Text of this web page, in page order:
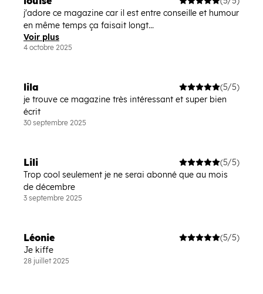
j'adore ce magazine car il est entre conseille et humour
en même temps ça faisait longt...
Voir plus
4 octobre 2025
lila
(5/5)
je trouve ce magazine très intéressant et super bien
écrit
30 septembre 2025
Lili
(5/5)
Trop cool seulement je ne serai abonné que au mois
de décembre
3 septembre 2025
Léonie
(5/5)
Je kiffe
28 juillet 2025